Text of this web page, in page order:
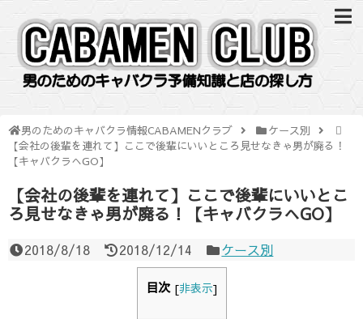
男のためのキャバクラ情報CABAMENクラブ
ケース別
【会社の後輩を連れて】ここで後輩にいいところ見せなきゃ男が廃る！
【キャバクラへGO】
【会社の後輩を連れて】ここで後輩にいいとこ
ろ見せなきゃ男が廃る！【キャバクラへGO】
2018/8/18 2018/12/14 ケース別
目次 [非表示]